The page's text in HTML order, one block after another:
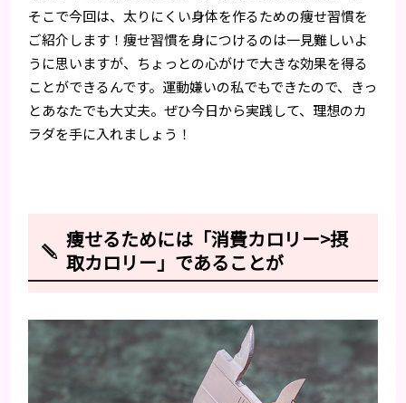
そこで今回は、太りにくい身体を作るための痩せ習慣を
ご紹介します！痩せ習慣を身につけるのは一見難しいよ
うに思いますが、ちょっとの心がけで大きな効果を得る
ことができるんです。運動嫌いの私でもできたので、きっ
とあなたでも大丈夫。ぜひ今日から実践して、理想のカ
ラダを手に入れましょう！
痩せるためには「消費カロリー>摂
取カロリー」であることが